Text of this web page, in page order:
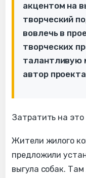
акцентом на
творческий
вовлечь в
творческих
талантливую
автор
Затратить на это
Жители жилого
предложили
выгула собак.